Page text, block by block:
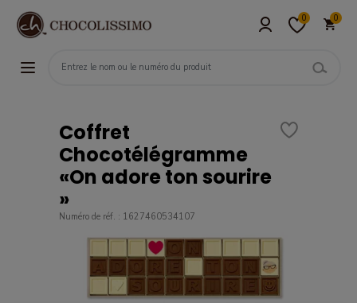
0 0
Coffret
Chocotélégramme
«On adore ton sourire
»
Numéro de réf. : 1627460534107